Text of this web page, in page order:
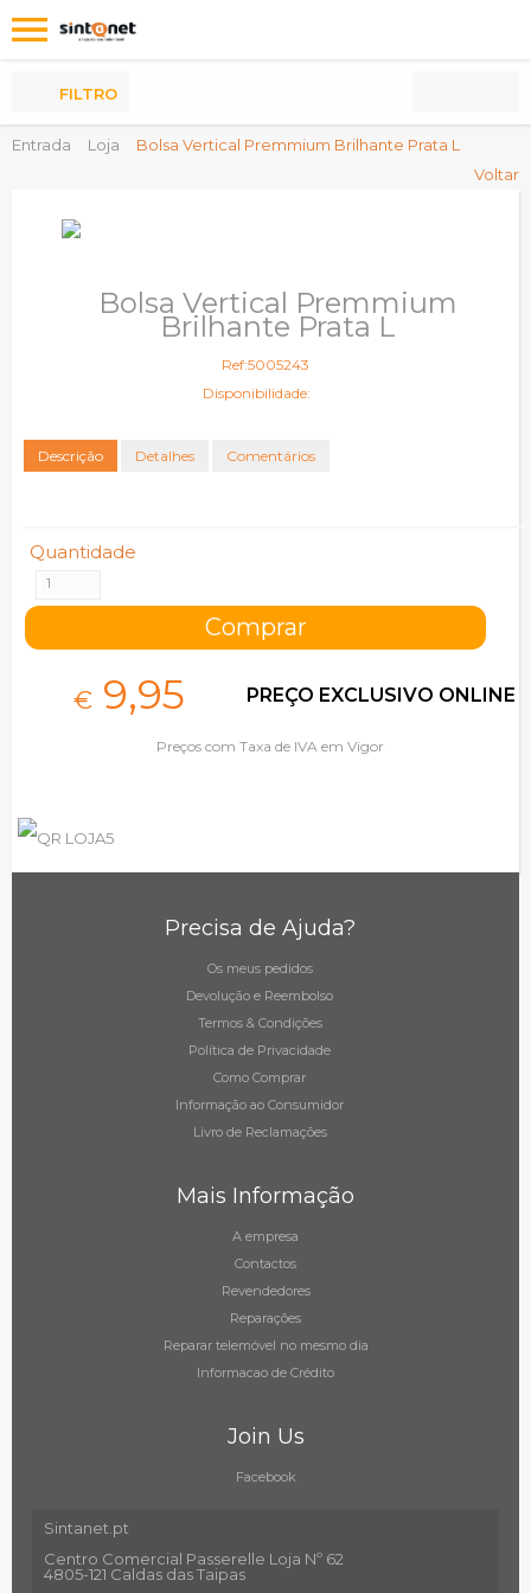
Entrada Loja
Bolsa Vertical Premmium Brilhante Prata L
Voltar
FILTRO
Bolsa Vertical Premmium
Brilhante Prata L
Ref:5005243
Disponibilidade:
Descrição Detalhes Comentários
Quantidade
€ 9,95 PREÇO EXCLUSIVO ONLINE
Preços com Taxa de IVA em Vigor
Precisa de Ajuda?
Os meus pedidos
Devolução e Reembolso
Termos & Condições
Política de Privacidade
Como Comprar
Informação ao Consumidor
Livro de Reclamações
Mais Informação
A empresa
Contactos
Revendedores
Reparações
Reparar telemóvel no mesmo dia
Informacao de Crédito
Join Us
Facebook
Sintanet.pt
Centro Comercial Passerelle Loja Nº 62
4805-121 Caldas das Taipas